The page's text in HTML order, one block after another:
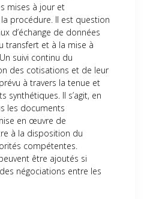
mises à jour et
procédure. Il est question
d’échange de données
transfert et à la mise à
suivi continu du
des cotisations et de leur
à travers la tenue et
synthétiques. Il s’agit, en
les documents
en œuvre de
à la disposition du
compétentes.
être ajoutés si
négociations entre les